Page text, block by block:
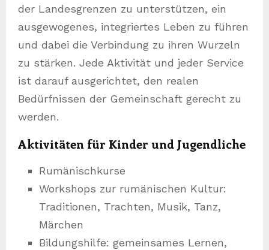
der Landesgrenzen zu unterstützen, ein
ausgewogenes, integriertes Leben zu führen
und dabei die Verbindung zu ihren Wurzeln
zu stärken. Jede Aktivität und jeder Service
ist darauf ausgerichtet, den realen
Bedürfnissen der Gemeinschaft gerecht zu
werden.
Aktivitäten für Kinder und Jugendliche
Rumänischkurse
Workshops zur rumänischen Kultur:
Traditionen, Trachten, Musik, Tanz,
Märchen
Bildungshilfe: gemeinsames Lernen,